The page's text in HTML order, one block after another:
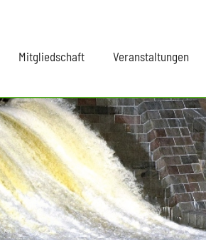
Mitgliedschaft Veranstaltungen